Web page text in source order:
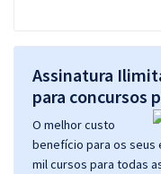
Assinatura
para concursos
O melhor custo
benefício para os seus
mil cursos para todas